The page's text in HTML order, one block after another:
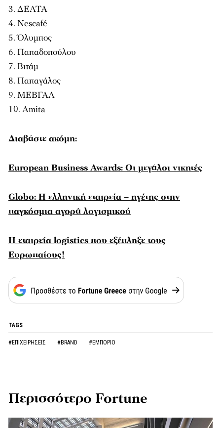
ΔΕΛΤΑ
Nescafé
Όλυμπος
Παπαδοπούλου
Βιτάμ
Παπαγάλος
ΜΕΒΓΑΛ
Amita
Διαβάστε ακόμη:
European Business Awards: Οι μεγάλοι νικητές
Globo: H ελληνική εταιρεία – ηγέτης στην
παγκόσμια αγορά λογισμικού
Η εταιρεία logistics που εξέπληξε τους
Ευρωπαίους!
TAGS
#ΕΠΙΧΕΙΡΗΣΕΙΣ #BRAND #ΕΜΠΟΡΙΟ
Περισσότερο Fortune